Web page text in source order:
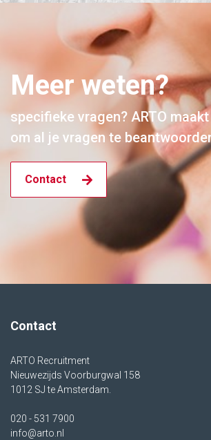
Meer weten?
specifieke vragen? ARTO
om al je vragen te
Contact
Contact
ARTO Recruitment
Nieuwezijds Voorburgwal 158
1012 SJ te Amsterdam.
020 - 531 7900
info@arto.nl